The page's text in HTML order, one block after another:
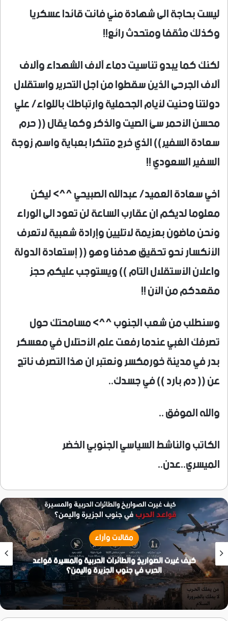
ليست بحاجة الى شهادة مني فانت قائدا عسكريا
وكذلك مثقفا ومتحدث رائع!!
لكنك كما يبدو تناسيت دماء آلاف الشهداء وآلاف
آلاف الجرحى الذين سقطوا من اجل التحرير واستقلال
دولتنا وحنيت لأيام الجحملية وارتباطك باللواء/ علي
محسن الأحمر سئ الصيت والذكر وكما يقال (( حرم
سعادة السفير)) الذي خرج متنكرا بعباية واسم زوجة
السفير السعودي !!
اخي سعادة العميد/ عبدالله الصبيحي ^^> ليكن
معلوما لديكم ان عقارب الساعة لن تعود الى الوراء
ونحن ماضون بعزيمة لاتليين وإرادة شعبية لاتعرف
الأنكسار نحو تحقيق هدفنا وهو (( إستعادة الدولة
واعلان الأستقلال التام )) ويستوجب عليكم حجز
مقعدكم من الآن !!
وسنطلب من شعب الجنوب ^^> مسامحتك حول
تصرفك الغبي عندما رفعت علم الأحتلال في معسكر
بدر في مدينة خورمكسر ونعتبر ان هذا التصرف ناتج
عن (( دم بارد )) في جسدك..
والله الموفق ..
الكاتب والناشط السياسي الجنوبي الخضر
الميسري..عدن..
مقالات وآراء
كيف غيرت الصواريخ والطائرات الحربية والمسيرة قواعد
الحرب في جنوب الجزيرة واليمن؟